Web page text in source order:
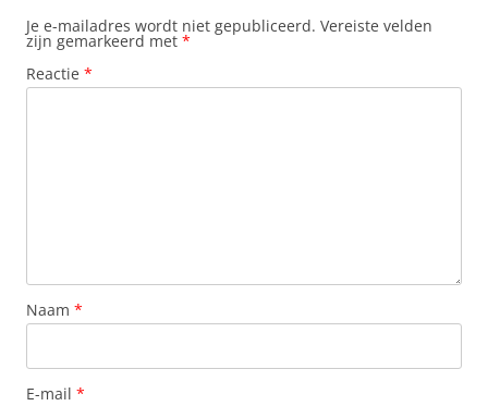
Je e-mailadres wordt niet gepubliceerd. Vereiste velden
zijn gemarkeerd met *
Reactie *
Naam *
E-mail *